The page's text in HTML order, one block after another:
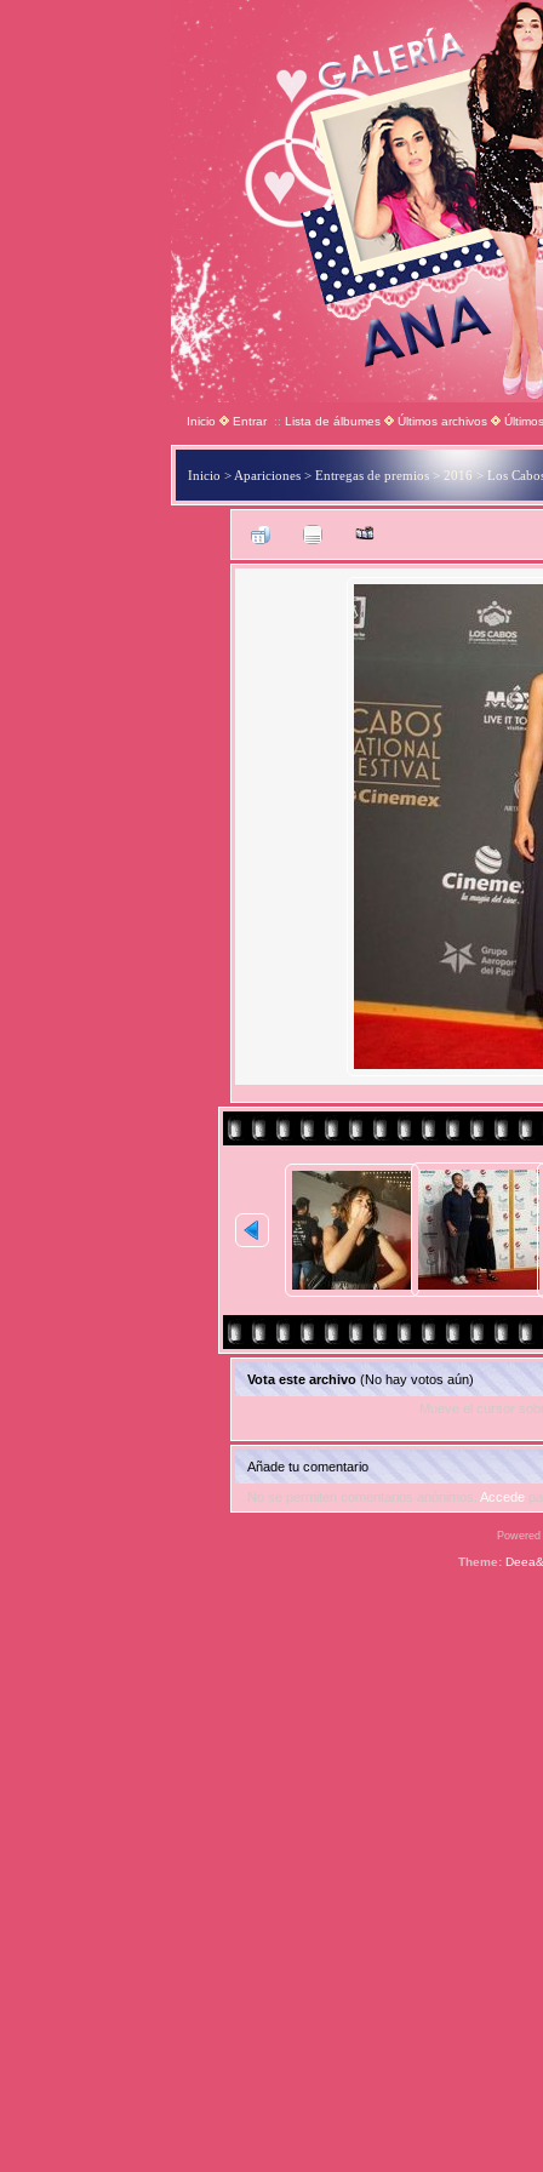
Inicio Entrar :: Lista de álbumes Últimos archivos
Inicio > Apariciones > Entregas de premios > 2016 > Los
Vota este archivo (No hay votos aún)
Mueve el cursor
Añade tu comentario
No se permiten comentarios anónimos. Accede
Theme: